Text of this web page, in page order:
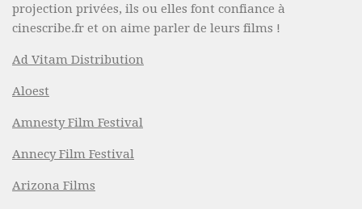
projection privées, ils ou elles font confiance à
cinescribe.fr et on aime parler de leurs films !
Ad Vitam Distribution
Aloest
Amnesty Film Festival
Annecy Film Festival
Arizona Films